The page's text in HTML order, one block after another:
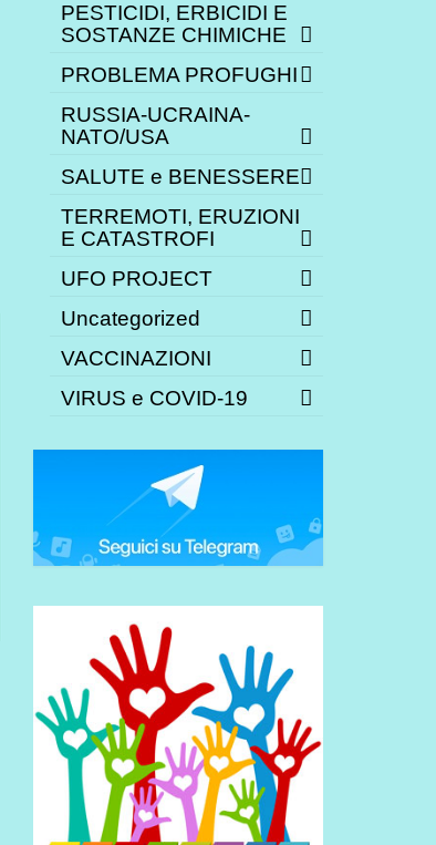
PESTICIDI, ERBICIDI E
SOSTANZE CHIMICHE
PROBLEMA PROFUGHI
RUSSIA-UCRAINA-
NATO/USA
SALUTE e BENESSERE
TERREMOTI, ERUZIONI
E CATASTROFI
UFO PROJECT
Uncategorized
VACCINAZIONI
VIRUS e COVID-19